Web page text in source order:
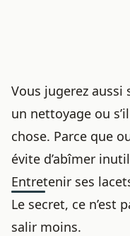
Vous jugerez
un nettoyage ou
chose. Parce que
évite d’abîmer
Entretenir ses
Le secret, ce n’est
salir moins.